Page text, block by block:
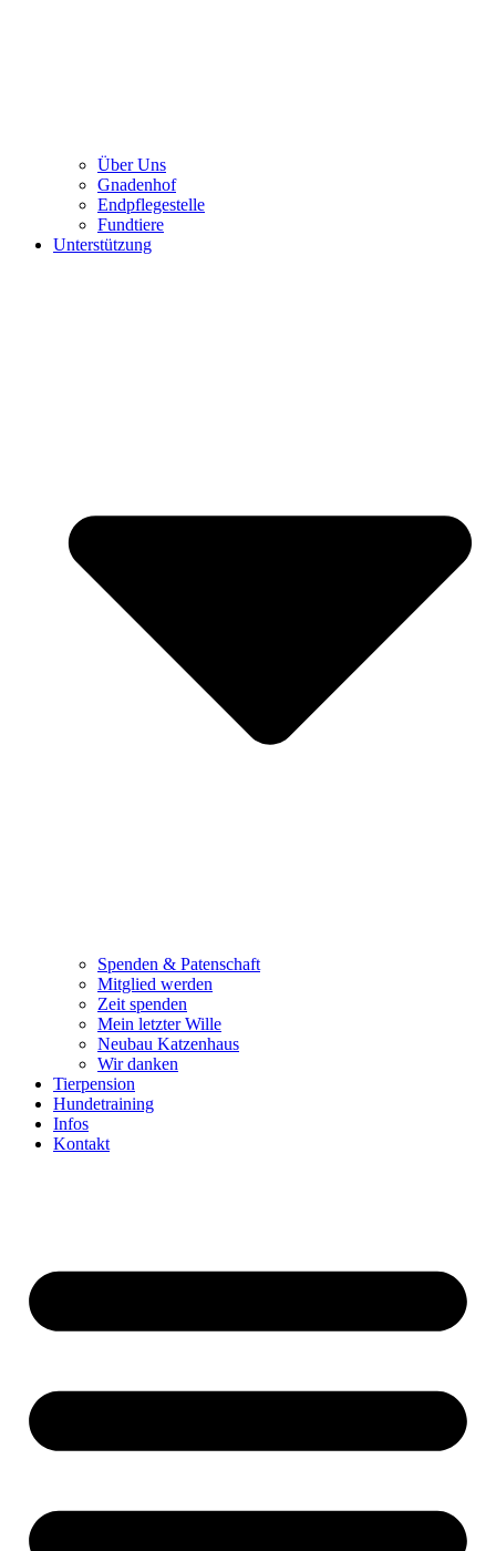
Über Uns
Gnadenhof
Endpflegestelle
Fundtiere
Unterstützung
Spenden & Patenschaft
Mitglied werden
Zeit spenden
Mein letzter Wille
Neubau Katzenhaus
Wir danken
Tierpension
Hundetraining
Infos
Kontakt